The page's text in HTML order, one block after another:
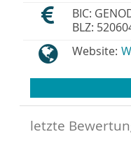
BIC:
BLZ:
Website:
letzte